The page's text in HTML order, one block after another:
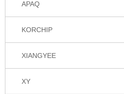
APAQ
KORCHIP
XIANGYEE
XY